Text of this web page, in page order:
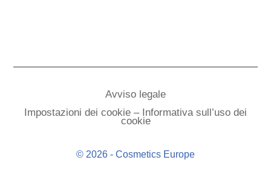
Avviso legale
Impostazioni dei cookie – Informativa sull’uso dei
cookie
© 2026 - Cosmetics Europe